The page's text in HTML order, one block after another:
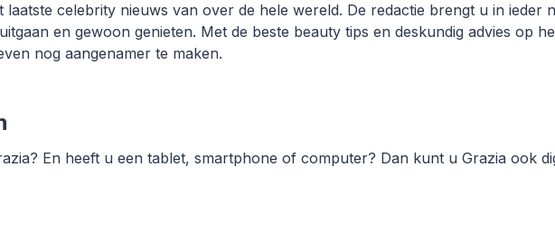
laatste celebrity nieuws van over de hele wereld. De redactie brengt u in ieder
en gewoon genieten. Met de beste beauty tips en deskundig advies op
nog aangenamer te maken.
En heeft u een tablet, smartphone of computer? Dan kunt u Grazia ook